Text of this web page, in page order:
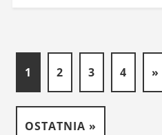
1 2 3 4 »
OSTATNIA »